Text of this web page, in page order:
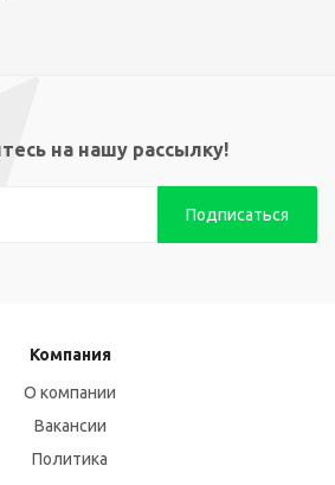
на нашу рассылку!
Компания
О компании
Вакансии
Политика